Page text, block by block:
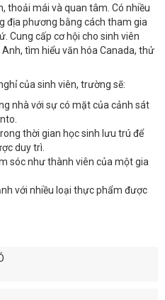
thoải mái và quan tâm. Có nhiều
địa phương bằng cách tham gia
Cung cấp cơ hội cho sinh viên
tìm hiểu văn hóa Canada, thử
của sinh viên, trường sẽ:
nhà với sự có mặt của cảnh sát
thời gian học sinh lưu trú để
duy trì.
sóc như thành viên của một gia
với nhiều loại thực phẩm được